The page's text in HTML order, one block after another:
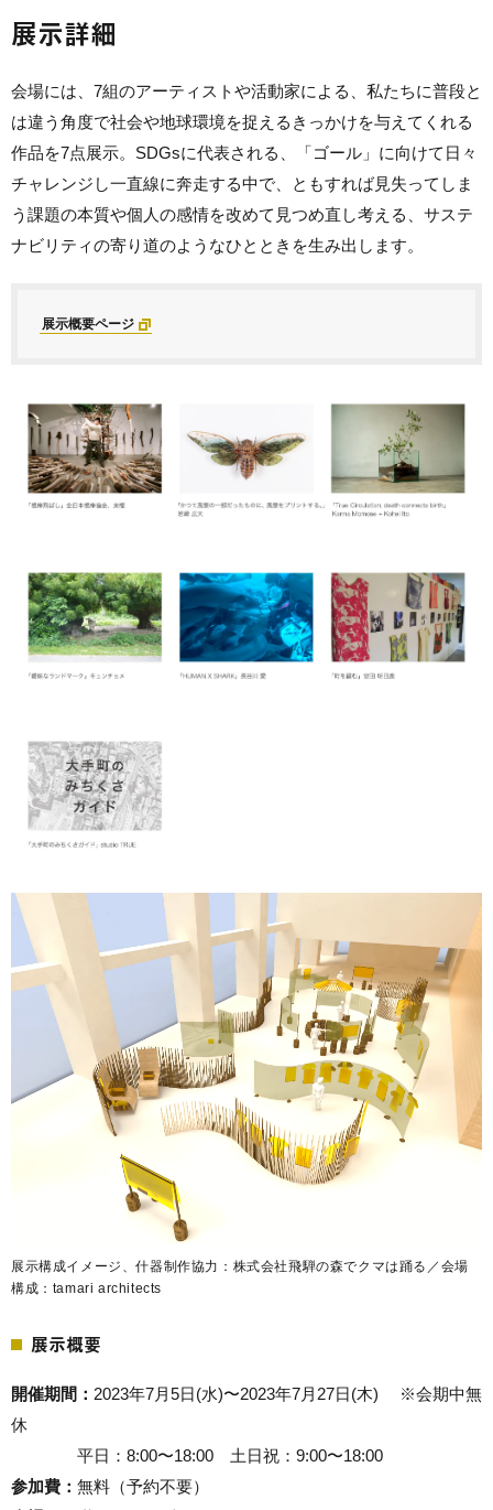
展示詳細
会場には、7組のアーティストや活動家による、私たちに普段と
は違う角度で社会や地球環境を捉えるきっかけを与えてくれる
作品を7点展示。SDGsに代表される、「ゴール」に向けて日々
チャレンジし一直線に奔走する中で、ともすれば見失ってしま
う課題の本質や個人の感情を改めて見つめ直し考える、サステ
ナビリティの寄り道のようなひとときを生み出します。
展示概要ページ
展示構成イメージ、什器制作協力：株式会社飛騨の森でクマは踊る／会場
構成：tamari architects
展示概要
開催期間： 2023年7月5日(水)〜2023年7月27日(木) ※会期中無
休
平日：8:00〜18:00 土日祝：9:00〜18:00
参加費： 無料（予約不要）